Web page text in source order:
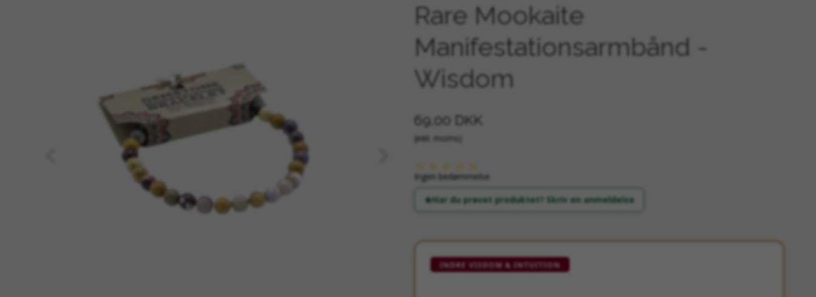
Rare Mookaite
Manifestationsarmbånd -
Wisdom
69,00 DKK
(inkl. moms)
Ingen bedømmelse
Har du prøvet produktet? Skriv en anmeldelse
INDRE VISDOM & INTUITION